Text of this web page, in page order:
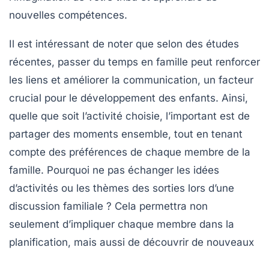
nouvelles compétences.
Il est intéressant de noter que selon des études
récentes, passer du temps en famille peut renforcer
les liens et améliorer la communication, un facteur
crucial pour le développement des enfants. Ainsi,
quelle que soit l’activité choisie, l’important est de
partager des moments ensemble, tout en tenant
compte des préférences de chaque membre de la
famille. Pourquoi ne pas échanger les idées
d’activités ou les thèmes des sorties lors d’une
discussion familiale ? Cela permettra non
seulement d’impliquer chaque membre dans la
planification, mais aussi de découvrir de nouveaux